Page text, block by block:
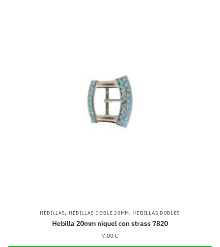
HEBILLAS, HEBILLAS DOBLE 20MM, HEBILLAS DOBLES
Hebilla 20mm niquel con strass 7820
7,00 €